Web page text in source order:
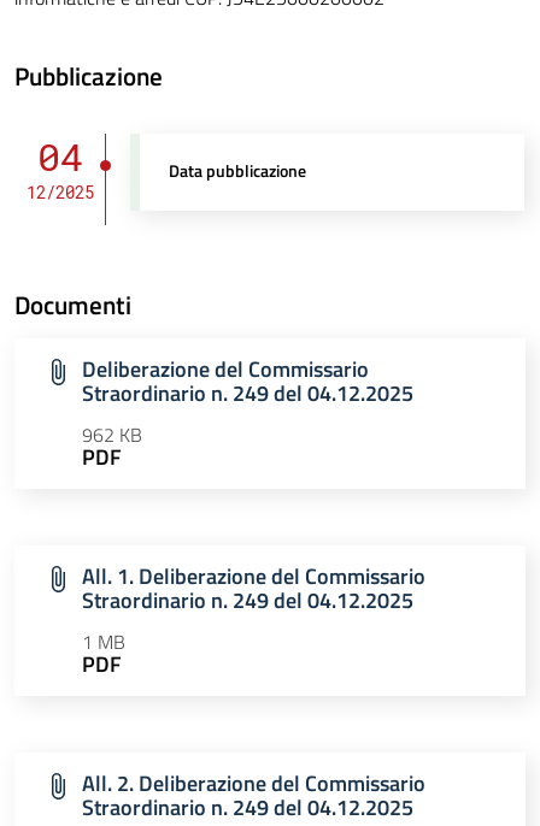
Pubblicazione
04
12/2025
Data pubblicazione
Documenti
Deliberazione del Commissario
Straordinario n. 249 del 04.12.2025
962 KB
PDF
All. 1. Deliberazione del Commissario
Straordinario n. 249 del 04.12.2025
1 MB
PDF
All. 2. Deliberazione del Commissario
Straordinario n. 249 del 04.12.2025